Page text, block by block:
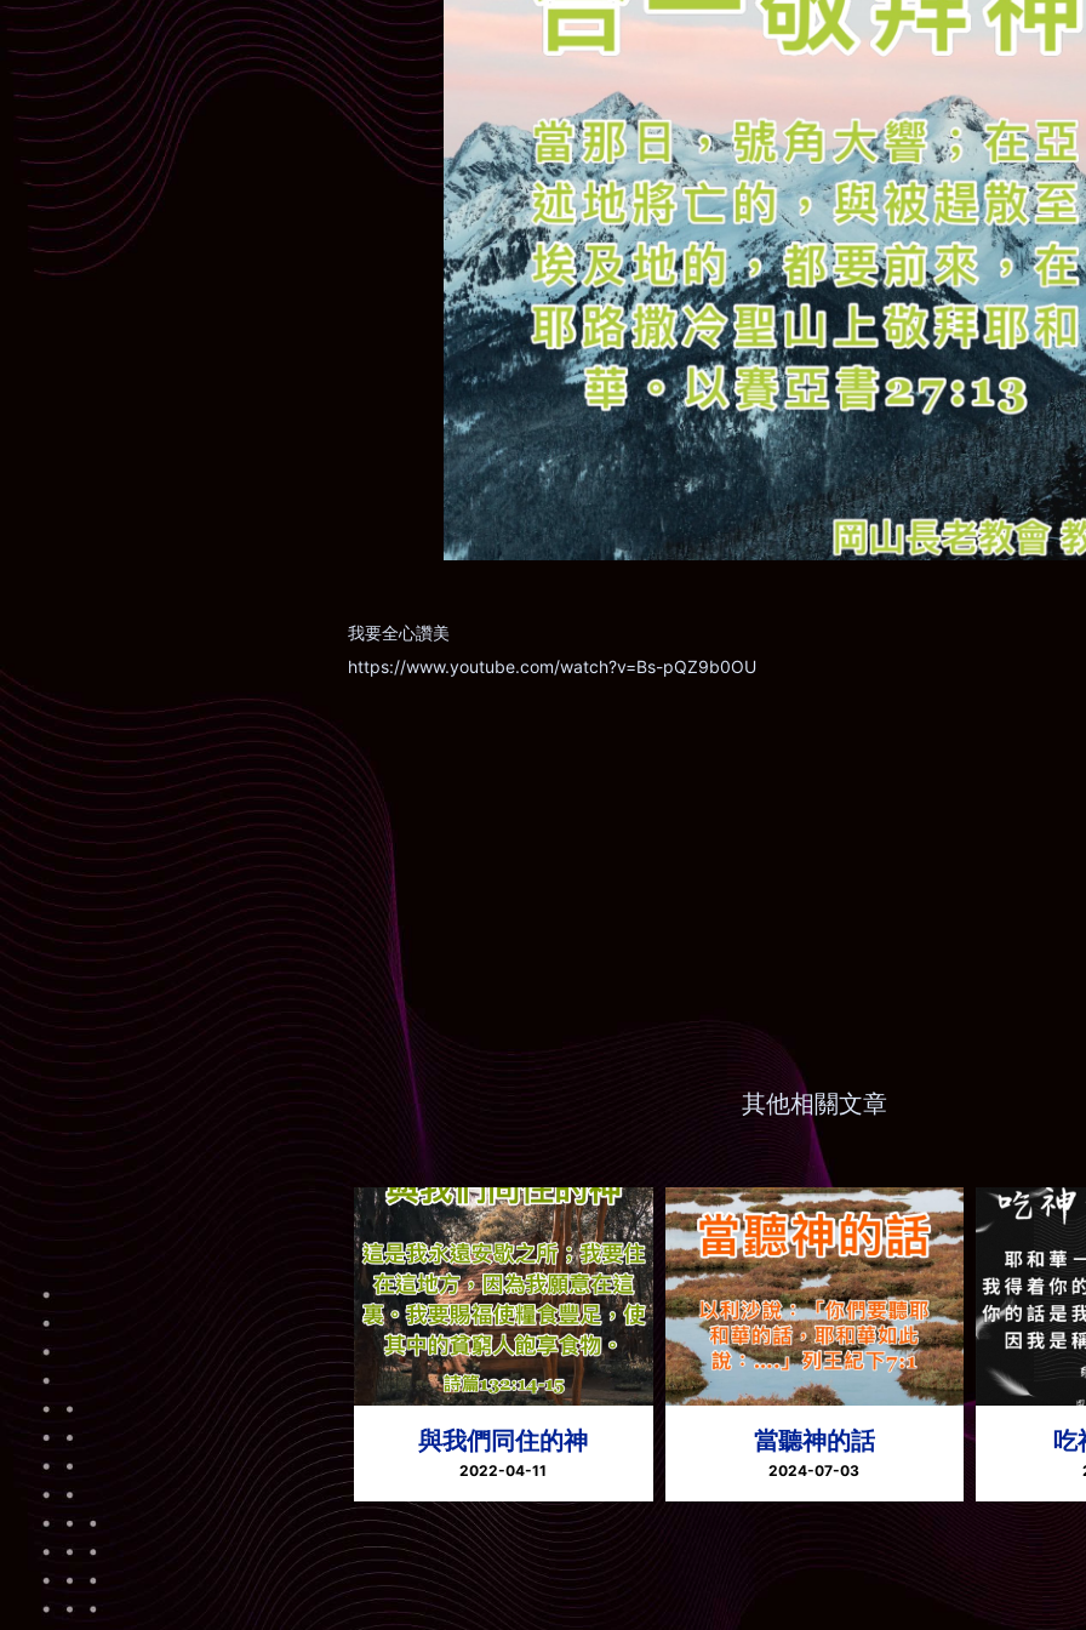
我要全心讚美
https://www.youtube.com/watch?v=Bs-pQZ9b0OU
其他相關文章
與我們同住的神
2022-04-11
當聽神的話
2024-07-03
吃